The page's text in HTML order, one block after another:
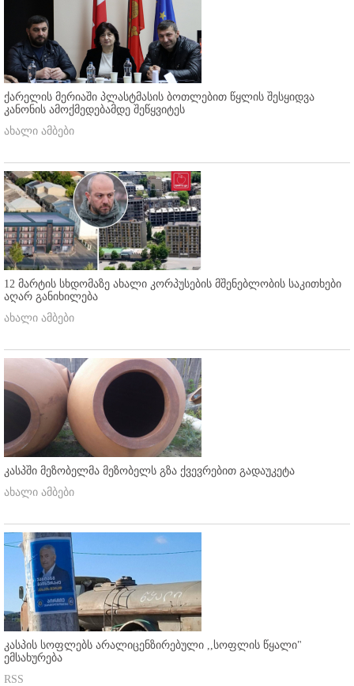
ქარელის მერიაში პლასტმასის ბოთლებით წყლის შესყიდვა
კანონის ამოქმედებამდე შეწყვიტეს
ახალი ამბები
12 მარტის სხდომაზე ახალი კორპუსების მშენებლობის საკითხები
აღარ განიხილება
ახალი ამბები
კასპში მეზობელმა მეზობელს გზა ქვევრებით გადაუკეტა
ახალი ამბები
კასპის სოფლებს არალიცენზირებული ,,სოფლის წყალი"
ემსახურება
RSS